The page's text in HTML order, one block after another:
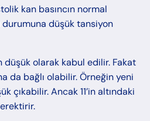
kan basıncın normal
durumuna düşük tansiyon
düşük olarak kabul edilir. Fakat
da bağlı olabilir. Örneğin yeni
çıkabilir. Ancak 11’in altındaki